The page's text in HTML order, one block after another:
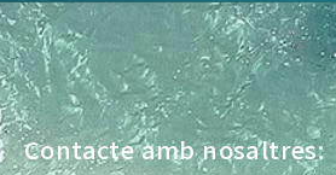
Contacte amb nosaltres: